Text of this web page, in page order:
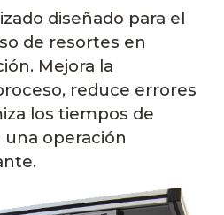
diseñado para el
de resortes en
Mejora la
reduce errores
los tiempos de
una operación